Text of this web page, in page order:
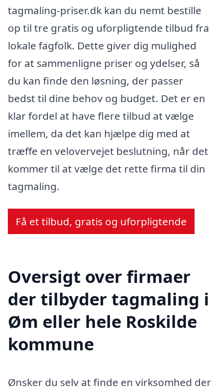
tagmaling-priser.dk kan du nemt bestille
op til tre gratis og uforpligtende tilbud fra
lokale fagfolk. Dette giver dig mulighed
for at sammenligne priser og ydelser, så
du kan finde den løsning, der passer
bedst til dine behov og budget. Det er en
klar fordel at have flere tilbud at vælge
imellem, da det kan hjælpe dig med at
træffe en velovervejet beslutning, når det
kommer til at vælge det rette firma til din
tagmaling.
Få et tilbud, gratis og uforpligtende
Oversigt over firmaer
der tilbyder tagmaling i
Øm eller hele Roskilde
kommune
Ønsker du selv at finde en virksomhed der